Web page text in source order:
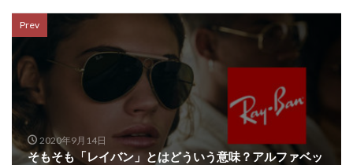
Prev
2020年9月14日
そもそも「レイバン」とはどういう意味？アルファベッ